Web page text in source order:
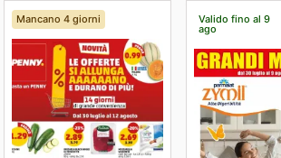
Mancano 4 giorni Valido fino al 9
ago